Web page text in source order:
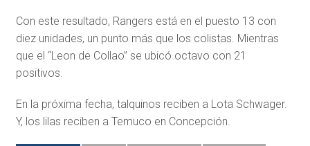
Con este resultado, Rangers está en el puesto 13 con
diez unidades, un punto más que los colistas. Mientras
que el “Leon de Collao” se ubicó octavo con 21
positivos.
En la próxima fecha, talquinos reciben a Lota Schwager.
Y, los lilas reciben a Temuco en Concepción.